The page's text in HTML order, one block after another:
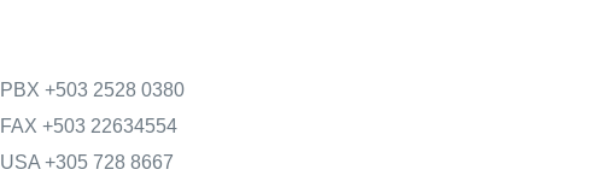
PBX +503 2528 0380
FAX +503 22634554
USA +305 728 8667